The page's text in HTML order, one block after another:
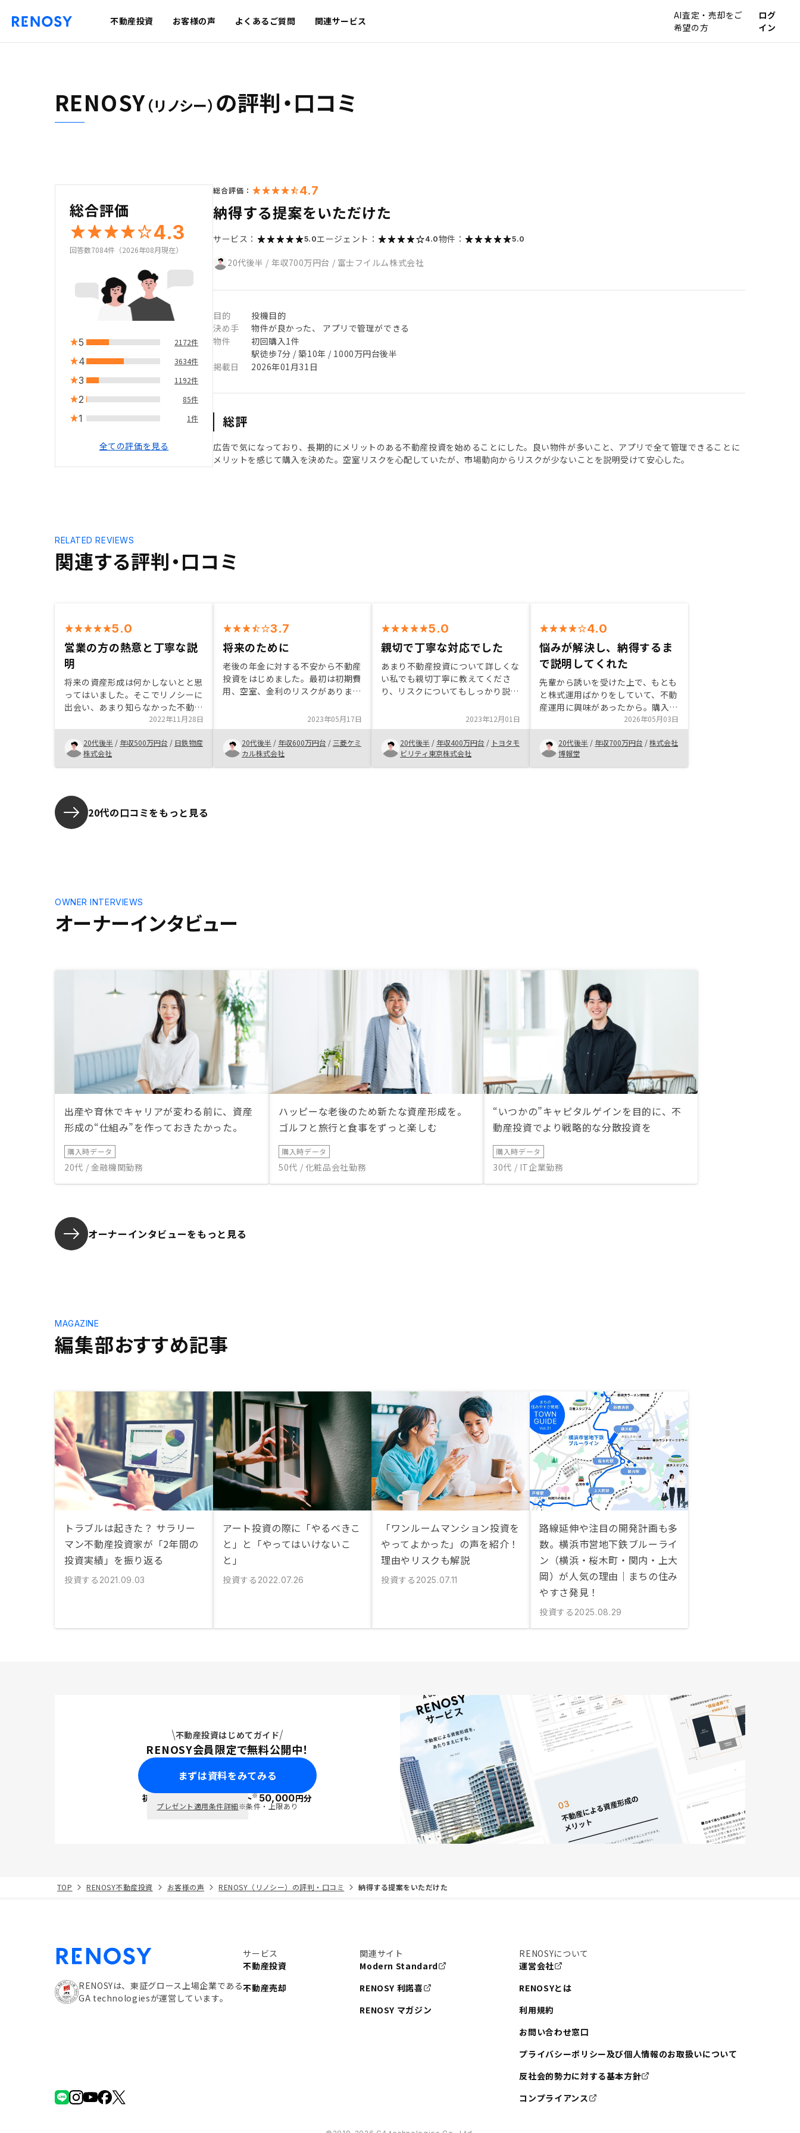
不動産投資 お客様の声 よくあるご質問 関連サービス
AI査定・売却をご
希望の方
ログ
イン
RENOSY（リノシー） の評判・口コミ
総合評価
4.3
回答数7084件（2026年08月現在）
5 2172件
4 3634件
3 1192件
2 85件
1 1件
全ての評価を見る
総合評価： 4.7
納得する提案をいただけた
サービス： 5.0エージェント： 4.0物件： 5.0
20代後半 / 年収700万円台 / 富士フイルム株式会社
目的
投機目的
決め手
物件が良かった、 アプリで管理ができる
物件
初回購入1件
駅徒歩7分 / 築10年 / 1000万円台後半
掲載日
2026年01月31日
総評
広告で気になっており、長期的にメリットのある不動産投資を始めることにした。良い物件が多いこと、アプリで全て管理できることに
メリットを感じて購入を決めた。空室リスクを心配していたが、市場動向からリスクが少ないことを説明受けて安心した。
関連する評判・口コミ
RELATED REVIEWS
5.0
営業の方の熱意と丁寧な説
明
将来の資産形成は何かしないとと思
ってはいました。そこでリノシーに
出会い、あまり知らなかった不動産
投資のことを丁寧に教えて頂き、自
分自身とてもメリットのある商材だ
と感じました。そして営業担当の方
の熱意に感動しました。購入後のサ
ポートも手厚く、これからも資産形
ます。
2022年11月28日
20代後半 / 年収500万円台 / 日鉄物産
株式会社
3.7
将来のために
老後の年金に対する不安から不動産
投資をはじめました。最初は初期費
用、空室、金利のリスクがありまし
大きいものです。また、各種年金制
度では将来獲得できる資金は多くな
いので、自己資金を使わずに将来の
準備ができることは魅力です。ぜひ
皆さんもはじめてほしいです。
2023年05月17日
20代後半 / 年収600万円台 / 三菱ケミ
カル株式会社
5.0
親切で丁寧な対応でした
あまり不動産投資について詳しくな
い私でも親切丁寧に教えてくださ
り、リスクについてもしっかり説明
きました。 将来的なことを考え、
長い目で考えている方にはとても良
いのではないかと思います。これか
らが楽しみです。
2023年12月01日
20代後半 / 年収400万円台 / トヨタモ
ビリティ東京株式会社
4.0
悩みが解決し、納得するま
で説明してくれた
先輩から誘いを受けた上で、もとも
と株式運用ばかりをしていて、不動
産運用に興味があったから。購入を
してみて、アプリで運用できるから
楽だしわからない点があれば担当の
方にすぐ聞けるというところが良い
点だと感じている。
2026年05月03日
20代後半 / 年収700万円台 /株式会社
博報堂
20代の口コミをもっと見る
オーナーインタビュー
OWNER INTERVIEWS
出産や育休でキャリアが変わる前に、資産
形成の“仕組み”を作っておきたかった。
購入時データ
20代 / 金融機関勤務
ハッピーな老後のため新たな資産形成を。
ゴルフと旅行と食事をずっと楽しむ
購入時データ
50代 / 化粧品会社勤務
“いつかの”キャピタルゲインを目的に、不
動産投資でより戦略的な分散投資を
購入時データ
30代 / IT企業勤務
オーナーインタビューをもっと見る
編集部おすすめ記事
MAGAZINE
トラブルは起きた？ サラリー
マン不動産投資家が「2年間の
投資実績」を振り返る
投資する 2021.09.03
アート投資の際に「やるべきこ
と」と「やってはいけないこ
と」
投資する 2022.07.26
「ワンルームマンション投資を
やってよかった」の声を紹介！
理由やリスクも解説
投資する 2025.07.11
路線延伸や注目の開発計画も多
数。横浜市営地下鉄ブルーライ
ン（横浜・桜木町・関内・上大
岡）が人気の理由｜まちの住み
やすさ発見！
投資する 2025.08.29
不動産投資はじめてガイド
RENOSY会員限定で無料公開中！
まずは資料をみてみる
初回面談で ポイント※50,000円分
プレゼント適用条件詳細※条件・上限あり
TOP RENOSY不動産投資 お客様の声 RENOSY（リノシー）の評判・口コミ 納得する提案をいただけた
RENOSYは、東証グロース上場企業である
GA technologiesが運営しています。
サービス
不動産投資
不動産売却
関連サイト
Modern Standard
RENOSY 利諾喜
RENOSY マガジン
RENOSYについて
運営会社
RENOSYとは
利用規約
お問い合わせ窓口
プライバシーポリシー及び個人情報のお取扱いについて
反社会的勢力に対する基本方針
コンプライアンス